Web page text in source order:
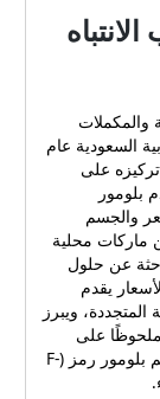
والمكملات
السعودية عام
تركيزه على
بلومور
والجسم
ماركات محلية
عن حلول
يقدم
ويبرز
على
مشترياتك، ومن الأمثلة البارزة على ذلك كود خصم بلومور رمز (F-